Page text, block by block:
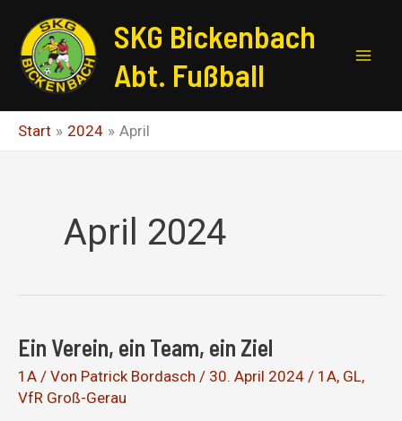
Inhalt
springen
SKG Bickenbach
Abt. Fußball
Start 2024 April
April 2024
Ein Verein, ein Team, ein Ziel
1A / Von Patrick Bordasch / 30. April 2024 / 1A, GL,
VfR Groß-Gerau